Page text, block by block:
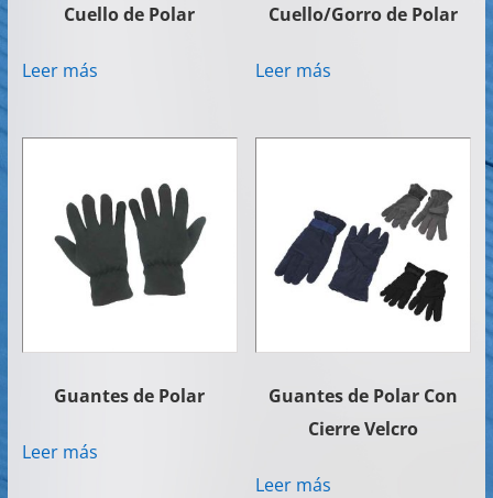
Cuello de Polar
Leer más
Cuello/Gorro de Polar
Leer más
Guantes de Polar
Leer más
Guantes de Polar Con
Cierre Velcro
Leer más